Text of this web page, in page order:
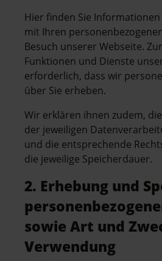
Hier finden Sie
mit Ihren
Besuch unserer Webseite.
Funktionen und Dienste
erforderlich, dass wir
über Sie erheben.
Wir erklären ihnen zudem,
der jeweiligen
und die entsprechende
die jeweilige Speicherdauer.
2. Erhebung und
sowie Art und
Verwendung